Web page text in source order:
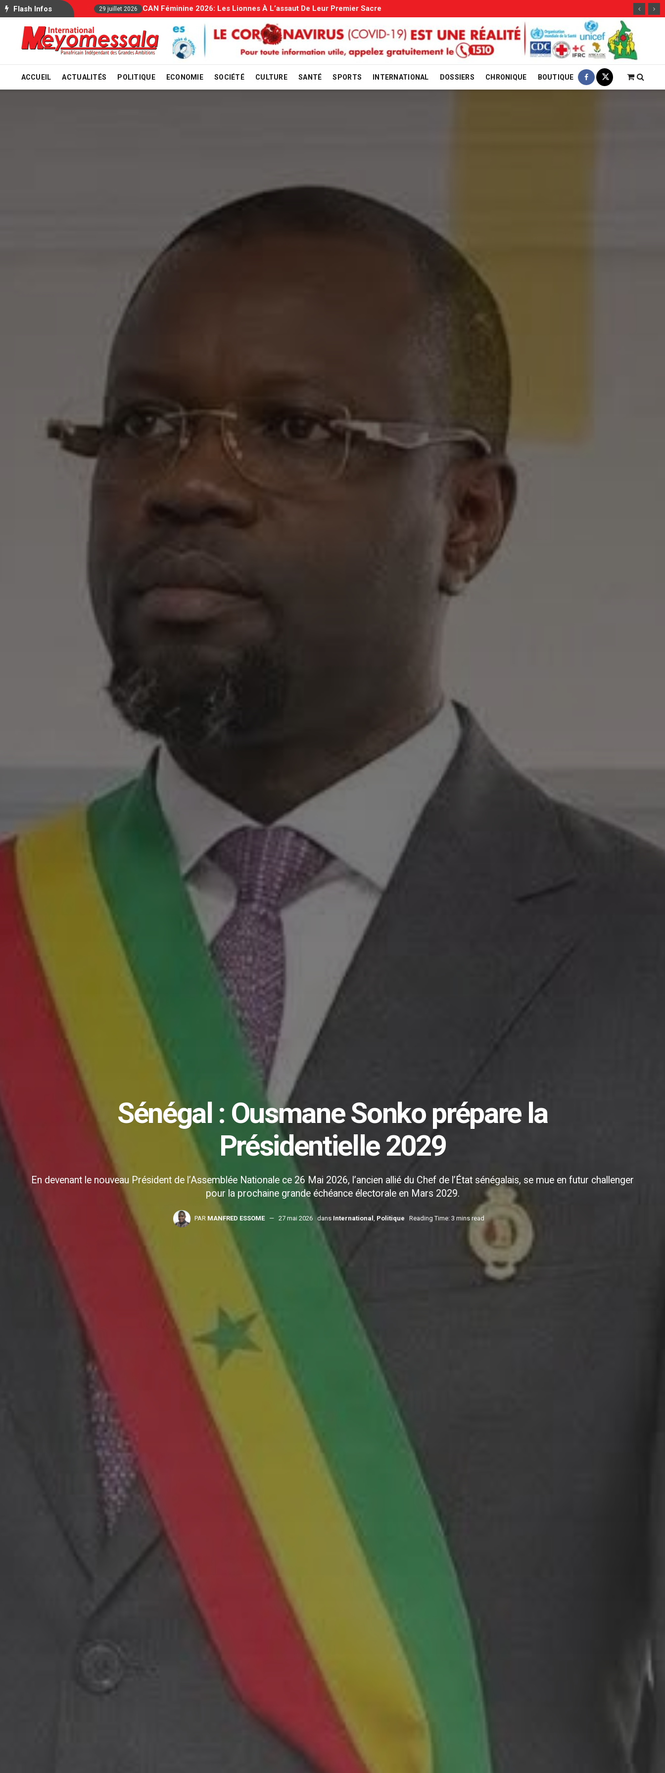
ACCUEIL ACTUALITÉS POLITIQUE ECONOMIE SOCIÉTÉ CULTURE SANTÉ SPORTS INTERNATIONAL DOSSIERS CHRONIQUE BOUTIQUE
Sénégal : Ousmane Sonko prépare la
Présidentielle 2029
En devenant le nouveau Président de l’Assemblée Nationale ce 26 Mai 2026, l’ancien allié du Chef de l’État sénégalais, se mue en futur challenger
pour la prochaine grande échéance électorale en Mars 2029.
PAR MANFRED ESSOME 27 mai 2026 dans International , Politique Reading Time: 3 mins read
Flash Infos 29 juillet 2026 Allocations Familiales: Le Gouvernement Entame La Vérification 29